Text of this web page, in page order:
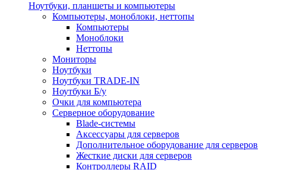
Ноутбуки, планшеты и компьютеры
Компьютеры, моноблоки, неттопы
Компьютеры
Моноблоки
Неттопы
Мониторы
Ноутбуки
Ноутбуки TRADE-IN
Ноутбуки Б/у
Очки для компьютера
Серверное оборудование
Blade-системы
Аксессуары для серверов
Дополнительное оборудование для серверов
Жесткие диски для серверов
Контроллеры RAID